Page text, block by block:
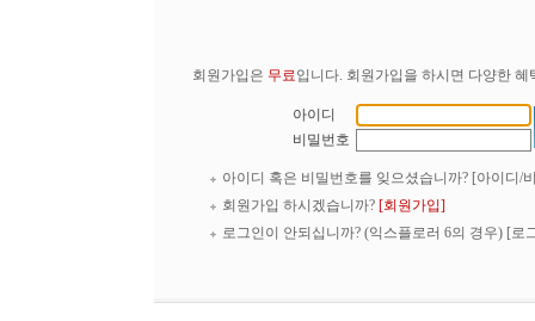
회원가입은 무료입니다. 회원가입을 하시면 다양한
아이디
비밀번호
아이디 혹은 비밀번호를 잊으셨습니까? [아이디/
회원가입 하시겠습니까? [회원가입]
로그인이 안되십니까? (익스플로러 6의 경우) [로